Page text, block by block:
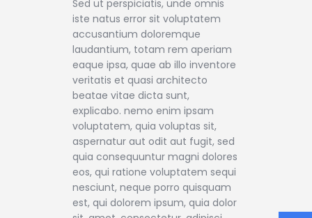
Sed ut perspiciatis, unde omnis
iste natus error sit voluptatem
accusantium doloremque
laudantium, totam rem aperiam
eaque ipsa, quae ab illo inventore
veritatis et quasi architecto
beatae vitae dicta sunt,
explicabo. nemo enim ipsam
voluptatem, quia voluptas sit,
aspernatur aut odit aut fugit, sed
quia consequuntur magni dolores
eos, qui ratione voluptatem sequi
nesciunt, neque porro quisquam
est, qui dolorem ipsum, quia dolor